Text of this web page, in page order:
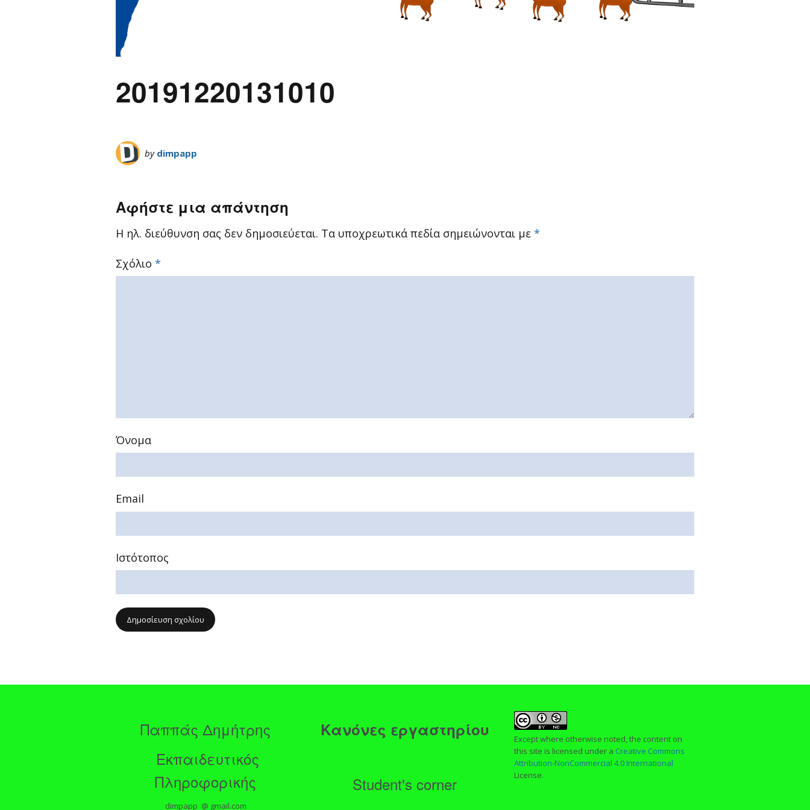
20191220131010
by dimpapp
Αφήστε μια απάντηση
Η ηλ. διεύθυνση σας δεν δημοσιεύεται. Τα υποχρεωτικά πεδία σημειώνονται με *
Σχόλιο *
Όνομα
Email
Ιστότοπος
Παππάς Δημήτρης
Εκπαιδευτικός
Πληροφορικής
dimpapp @ gmail.com
Κανόνες εργαστηρίου
Student's corner
Except where otherwise noted, the content on
this site is licensed under a Creative Commons
Attribution-NonCommercial 4.0 International
License.